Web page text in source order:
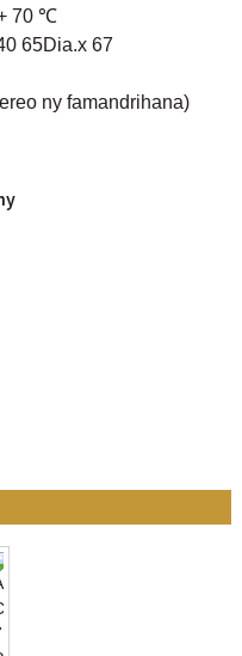
70 ℃
65Dia.x 67
ny famandrihana)